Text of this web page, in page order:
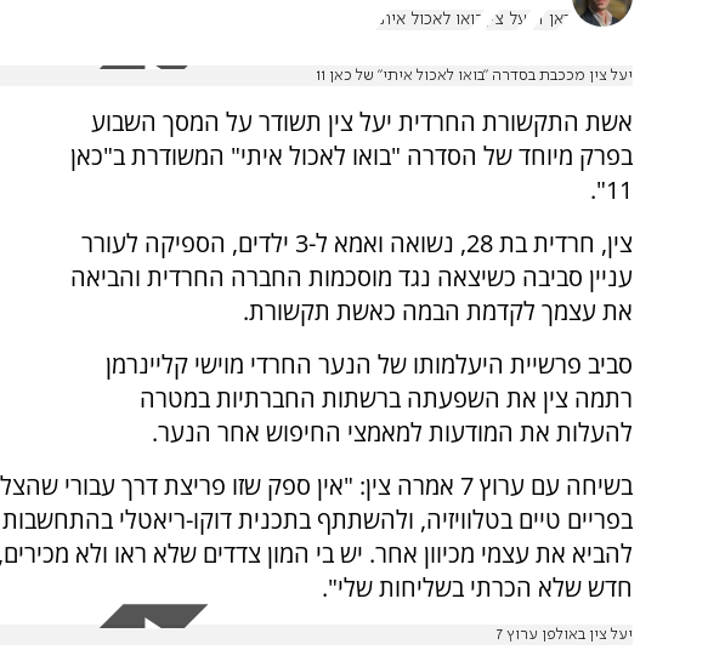
כאן 11
יעל צין בואו לאכול איתי
יעל צין מככבת בסדרה "בואו לאכול איתי" של כאן 11
אשת התקשורת החרדית יעל צין תשודר על המסך השבוע
בפרק מיוחד של הסדרה "בואו לאכול איתי" המשודרת ב"כאן
11".
צין, חרדית בת 28, נשואה ואמא ל-3 ילדים, הספיקה לעורר
עניין סביבה כשיצאה נגד מוסכמות החברה החרדית והביאה
את עצמך לקדמת הבמה כאשת תקשורת.
סביב פרשיית היעלמותו של הנער החרדי מוישי קליינרמן
רתמה צין את השפעתה ברשתות החברתיות במטרה
להעלות את המודעות למאמצי החיפוש אחר הנער.
בשיחה עם ערוץ 7 אמרה צין: "אין ספק שזו פריצת דרך
בפריים טיים בטלוויזיה, ולהשתתף בתכנית דוקו-ריאטלי
להביא את עצמי מכיוון אחר. יש בי המון צדדים שלא ראו ולא
חדש שלא הכרתי בשליחות שלי".
יעל צין באולפן ערוץ 7